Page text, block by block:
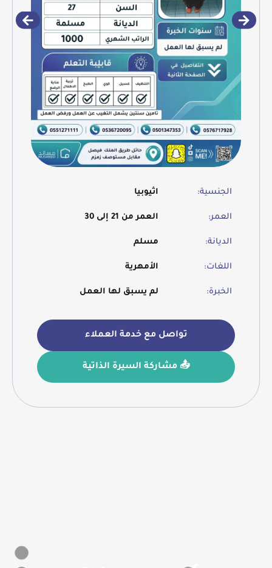
الجنسية: اثيوبيا
العمر: العمر من 21 إلى 30
الديانة: مسلم
اللغات: الأمهرية
الخبرة: لم يسبق لها العمل
تواصل مع خدمة العملاء
📤 مشاركة السيرة الذاتية